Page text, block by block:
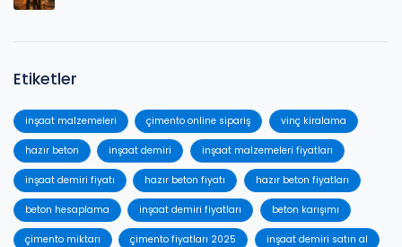
Etiketler
inşaat malzemeleri çimento online sipariş vinç kiralama
hazır beton inşaat demiri inşaat malzemeleri fiyatları
inşaat demiri fiyatı hazır beton fiyatı hazır beton fiyatları
beton hesaplama inşaat demiri fiyatları beton karışımı
çimento miktarı çimento fiyatları 2025 inşaat demiri satın al